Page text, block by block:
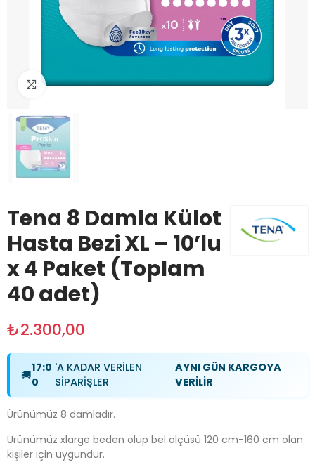
Büyüt
Tena 8 Damla Külot
Hasta Bezi XL – 10’lu
x 4 Paket (Toplam
40 adet)
₺2.300,00
🚚
17:0
0
'A KADAR VERİLEN
SİPARİŞLER
AYNI GÜN KARGOYA
VERİLİR
Ürünümüz 8 damladır.
Ürünümüz xlarge beden olup bel olçüsü 120 cm-160 cm olan
kişiler için uygundur.